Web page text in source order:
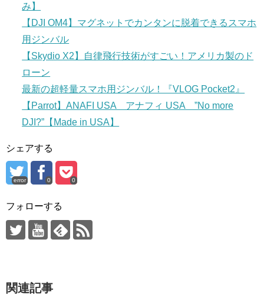
み】
【DJI OM4】マグネットでカンタンに脱着できるスマホ
用ジンバル
【Skydio X2】自律飛行技術がすごい！アメリカ製のド
ローン
最新の超軽量スマホ用ジンバル！『VLOG Pocket2』
【Parrot】ANAFI USA アナフィ USA ”No more
DJI?”【Made in USA】
シェアする
error 0 0
フォローする
関連記事